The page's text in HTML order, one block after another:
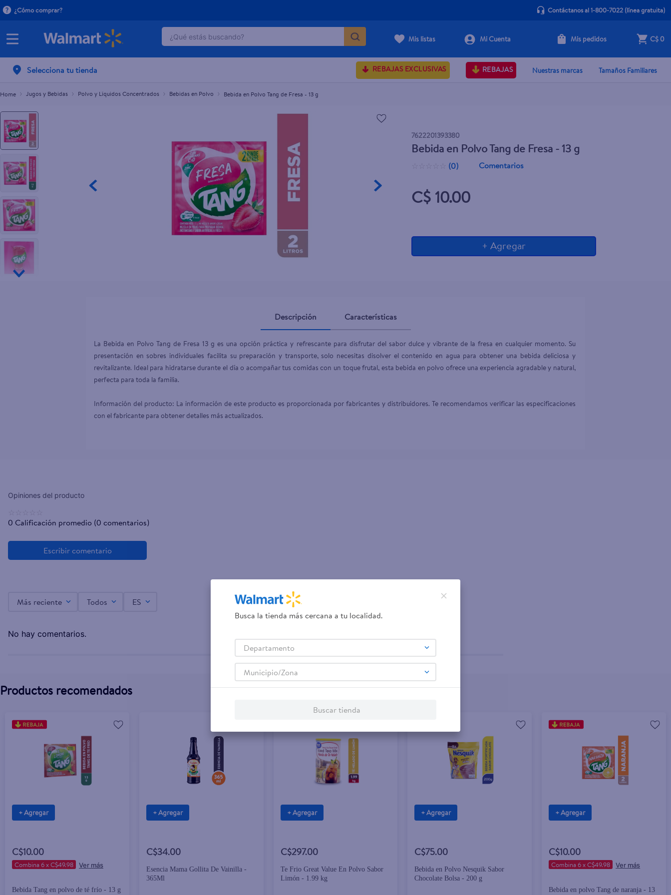
¿Cómo comprar? Contáctanos al 1-800-7022(línea gratuita)
¿Qué estás buscando?
Mis listas Mis pedidos C$ 0
Selecciona tu tienda REBAJAS EXCLUSIVAS REBAJAS Nuestras marcas Tamaños Familiares
Jugos y Bebidas Polvo y Líquidos Concentrados Bebidas en Polvo Bebida en Polvo Tang de Fresa - 13 g
7622201393380
Bebida en Polvo Tang de Fresa - 13 g
(0) Comentarios
C$ 10.00
+ Agregar
Bebida en Polvo Tang de Fresa - 13 g
+ Agregar
Descripción Características
La Bebida en Polvo Tang de Fresa 13 g es una opción práctica y refrescante para disfrutar del sabor dulce y vibrante de la fresa en cualquier momento. Su
presentación en sobres individuales facilita su preparación y transporte, solo necesitas disolver el contenido en agua para obtener una bebida deliciosa y
revitalizante. Ideal para hidratarse durante el día o acompañar tus comidas con un toque frutal, esta bebida en polvo ofrece una experiencia agradable y natural,
perfecta para toda la familia.
Información del producto: La información de este producto es proporcionada por fabricantes y distribuidores. Te recomendamos verificar las especificaciones
con el fabricante para obtener detalles más actualizados.
0 Calificación promedio (0 comentarios)
Más reciente Todos ES
No hay comentarios.
Productos recomendados
+ Agregar
C$10.00
Combina 6 x C$49.98
Bebida Tang en polvo de té frío - 13 g
+ Agregar
C$34.00
Esencia Mama Gollita De Vainilla -
365Ml
+ Agregar
C$297.00
Te Frio Great Value En Polvo Sabor
Limón - 1.99 kg
+ Agregar
C$75.00
Bebida en Polvo Nesquik Sabor
Chocolate Bolsa - 200 g
+ Agregar
C$10.00
Combina 6 x C$49.98
Bebida en polvo Tang de naranja - 13
Busca la tienda más cercana a tu localidad.
Departamento
Municipio/Zona
Buscar tienda
TÉRMINOS MÁS BUSCADOS
5.
baby dry
6.
herbal rosa
7.
aceite
8
venus gillette
9.
ponds
10. desodorante dove